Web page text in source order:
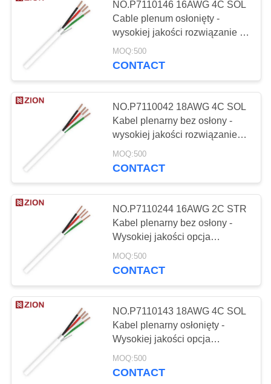
Kabel ognioodporny
Kabel alarmu
bezpieczeństwa
Kabel audio i wideo
NO.P7110146 16AWG 4C SOL
Cable plenum osłonięty -
wysokiej jakości rozwiązanie o
zasłoniętej okablowaniu z
wieloma przewodnikami
MOQ:500
CONTACT
NO.P7110042 18AWG 4C SOL
Kabel plenarny bez osłony -
wysokiej jakości rozwiązanie
przewodowe
MOQ:500
CONTACT
NO.P7110244 16AWG 2C STR
Kabel plenarny bez osłony -
Wysokiej jakości opcja
okablowania bez osłony
MOQ:500
CONTACT
NO.P7110143 18AWG 4C SOL
Kabel plenarny osłonięty -
Wysokiej jakości opcja
okablowania osłoniętego
MOQ:500
CONTACT